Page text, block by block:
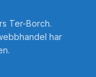
Ter-Borch.
har